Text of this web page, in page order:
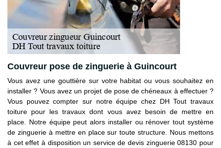
Couvreur pose de zinguerie à Guincourt
Vous avez une gouttière sur votre habitat ou vous souhaitez en
installer ? Vous avez un projet de pose de chéneaux à effectuer ?
Vous pouvez compter sur notre équipe chez DH Tout travaux
toiture pour les travaux dont vous avez besoin de mettre en
place. Notre équipe peut alors installer ou rénover tout système
de zinguerie à mettre en place sur toute structure. Nous mettons
à cet effet à disposition un service de devis zinguerie 08130 pour